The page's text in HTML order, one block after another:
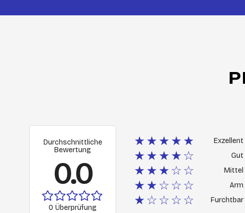
Durchschnittliche
Bewertung
0.0
0 Überprüfung
★★★★★ Exzellent
★★★★☆ Gut
★★★☆☆ Mittel
★★☆☆☆ Arm
★☆☆☆☆ Furchtbar